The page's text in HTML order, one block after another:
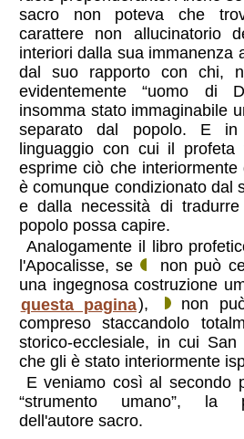
sacro non poteva che
carattere non allucinatorio
interiori dalla sua immanenza
dal suo rapporto con chi,
evidentemente “uomo di
insomma stato immaginabile
separato dal popolo. E in
linguaggio con cui il profeta
esprime ciò che
è comunque condizionato dal
e dalla necessità di
popolo possa capire.
Analogamente il libro
l'Apocalisse, se
non può
una ingegnosa costruzione
questa pagina),
non
compreso staccandolo
storico-ecclesiale, in cui
che gli è stato interiormente
E veniamo così al secondo
“strumento umano”, la
dell'autore sacro.